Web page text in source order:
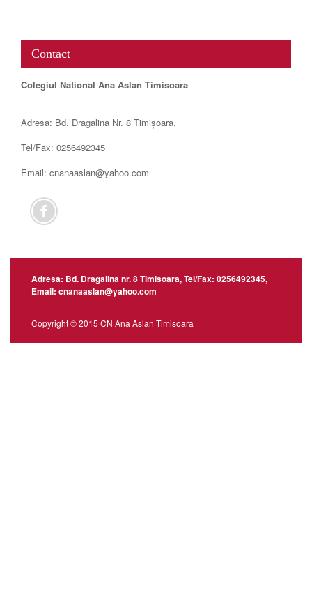
Contact
Colegiul National Ana Aslan Timisoara
Adresa: Bd. Dragalina Nr. 8 Timișoara,
Tel/Fax: 0256492345
Email: cnanaaslan@yahoo.com
Adresa: Bd. Dragalina nr. 8 Timisoara, Tel/Fax: 0256492345,
Email: cnanaaslan@yahoo.com
Copyright © 2015 CN Ana Aslan Timisoara